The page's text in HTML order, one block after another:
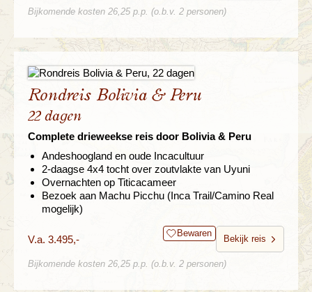
Bijkomende kosten 26,25 p.p. (o.b.v. 2 personen)
Rondreis Bolivia & Peru
22 dagen
Complete drieweekse reis door Bolivia & Peru
Andeshoogland en oude Incacultuur
2-daagse 4x4 tocht over zoutvlakte van Uyuni
Overnachten op Titicacameer
Bezoek aan Machu Picchu (Inca Trail/Camino Real
mogelijk)
V.a. 3.495,- Bewaren
Bekijk reis
Bijkomende kosten 26,25 p.p. (o.b.v. 2 personen)